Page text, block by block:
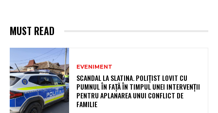
MUST READ
EVENIMENT
SCANDAL LA SLATINA. POLIȚIST LOVIT CU
PUMNUL ÎN FAȚĂ ÎN TIMPUL UNEI INTERVENȚII
PENTRU APLANAREA UNUI CONFLICT DE
FAMILIE